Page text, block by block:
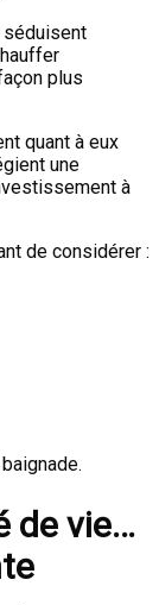
séduisent
plus
quant à eux
une
à
de considérer :
de vie…